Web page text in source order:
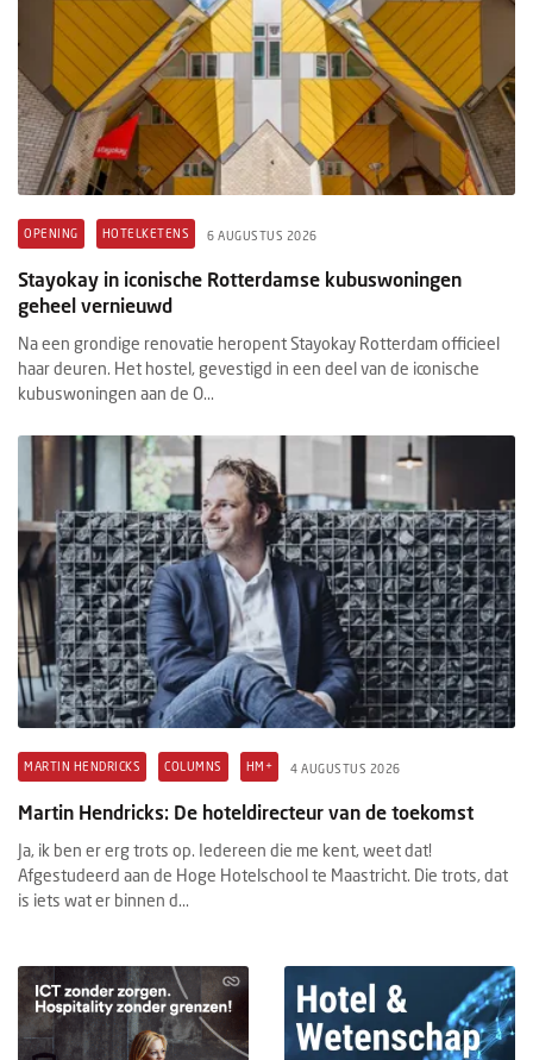
OPENING HOTELKETENS 6 AUGUSTUS 2026
Stayokay in iconische Rotterdamse kubuswoningen
geheel vernieuwd
Na een grondige renovatie heropent Stayokay Rotterdam officieel
haar deuren. Het hostel, gevestigd in een deel van de iconische
kubuswoningen aan de O...
MARTIN HENDRICKS COLUMNS HM+ 4 AUGUSTUS 2026
Martin Hendricks: De hoteldirecteur van de toekomst
Ja, ik ben er erg trots op. Iedereen die me kent, weet dat!
Afgestudeerd aan de Hoge Hotelschool te Maastricht. Die trots, dat
is iets wat er binnen d...